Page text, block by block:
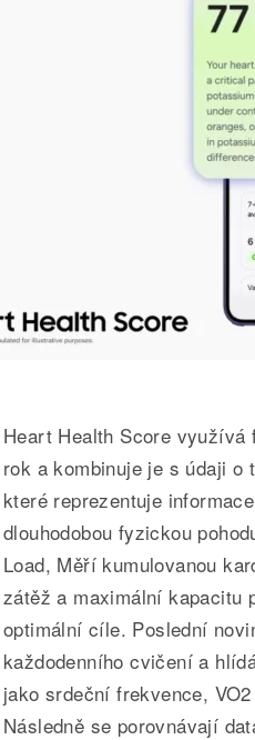
Heart Health Score
rok a kombinuje je s údaji
které reprezentuje
dlouhodobou fyzickou
Load, Měří kumulovanou
zátěž a maximální kapacitu
optimální cíle. Poslední
každodenního cvičení a
jako srdeční frekvence,
Následně se porovnávají